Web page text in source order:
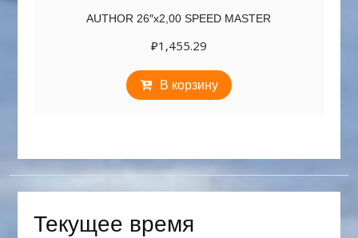
AUTHOR 26″х2,00 SPEED MASTER
₽1,455.29
В корзину
Текущее время